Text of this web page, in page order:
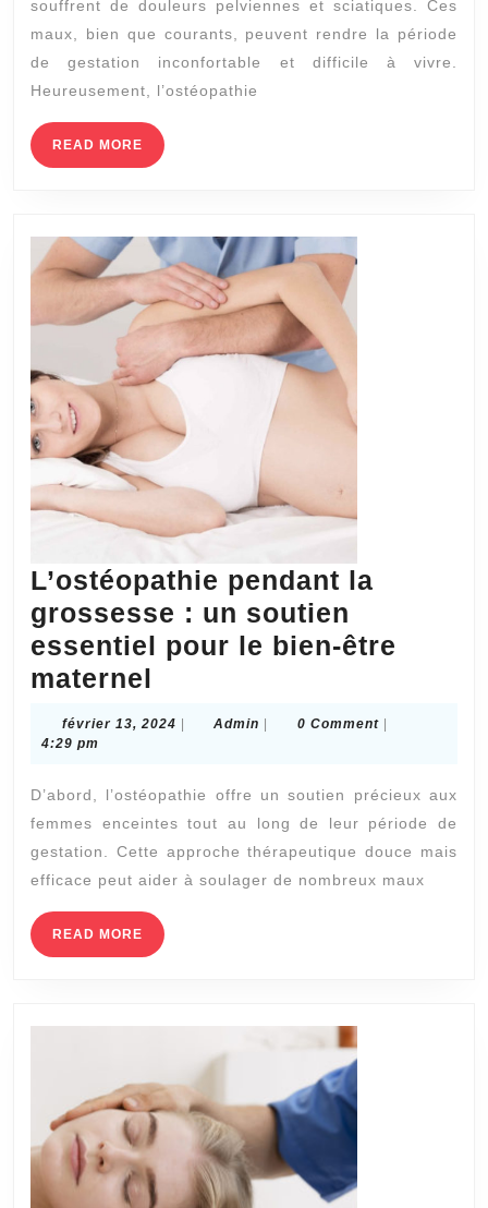
Grossesse
:
Comment
l’Ostéopathie
Peut
Aider
souffrent de douleurs pelviennes et sciatiques. Ces
maux, bien que courants, peuvent rendre la période
de gestation inconfortable et difficile à vivre.
Heureusement, l’ostéopathie
READ MORE READ
MORE
L’ostéopathie pendant la
grossesse : un soutien
essentiel pour le bien-être
maternel
:
soutien
essentiel
pour
être
maternel
février 13, 2024 février
| Admin Admin
| 0 Comment |
4:29 pm
D’abord, l’ostéopathie offre un soutien précieux aux
femmes enceintes tout au long de leur période de
gestation. Cette approche thérapeutique douce mais
efficace peut aider à soulager de nombreux maux
READ MORE READ
MORE